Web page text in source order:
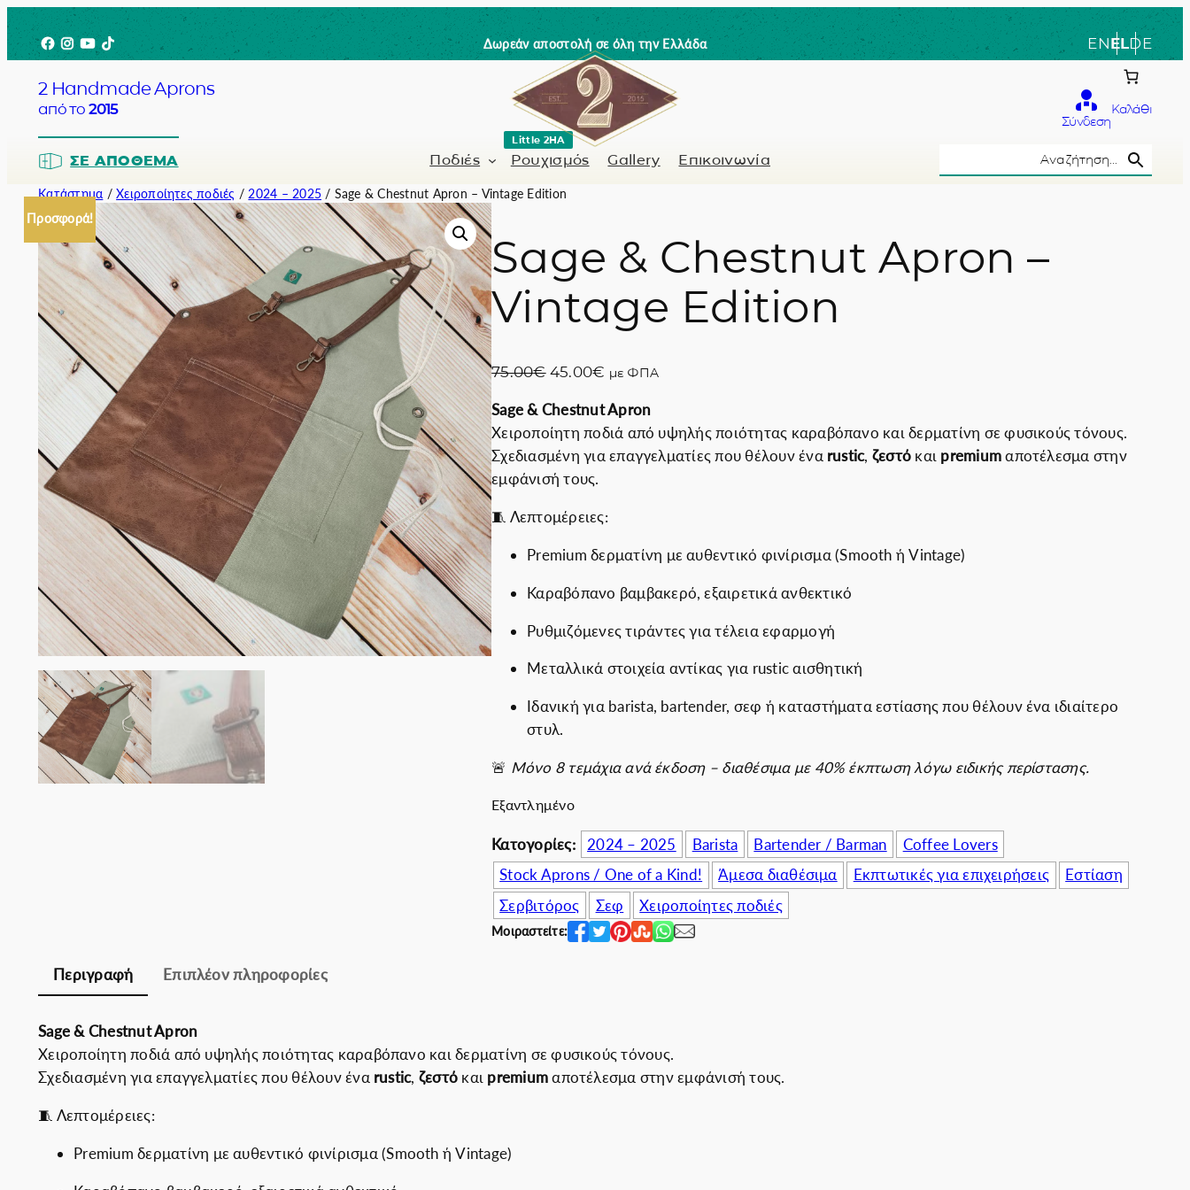
Μετάβαση
στο
περιεχόμενο
Facebook
Instagram
YouTube
TikTok Δωρεάν αποστολή σε όλη την Ελλάδα ENELDE
2 Handmade Aprons
από το 2015
Σύνδεση
Καλάθι
ΣΕ ΑΠΌΘΕΜΑ Ποδιές
Barista
Bartender / Barman
Σερβιτόρος
Σεφ
Σομελιέ
Κουρέας-Κομμωτής
Μανικιουρίστα
Γνήσιο δέρμα
Trick or Treat?
Ρουχισμός
Little 2HA
Gallery Επικοινωνία
Κατάστημα /Χειροποίητες ποδιές / 2024 – 2025 / Sage & Chestnut Apron – Vintage Edition
Προσφορά!
Sage & Chestnut Apron –
Vintage Edition
75.00€ O
i
g
i
n
p
i
c
w
s
:
7
.
0
€
.
45.00€ Η
ρ
έ
χ
α
ι
μ
ε
ν
ι
5
.
0
0
€
.
με ΦΠΑ
Sage & Chestnut Apron
Χειροποίητη ποδιά από υψηλής ποιότητας καραβόπανο και δερματίνη σε φυσικούς τόνους.
Σχεδιασμένη για επαγγελματίες που θέλουν ένα rustic, ζεστό και premiumαποτέλεσμα στην
εμφάνισή τους.
🧵 Λεπτομέρειες:
Premium δερματίνη με αυθεντικό φινίρισμα (Smooth ή Vintage)
Καραβόπανο βαμβακερό, εξαιρετικά ανθεκτικό
Ρυθμιζόμενες τιράντες για τέλεια εφαρμογή
Μεταλλικά στοιχεία αντίκας για rustic αισθητική
Ιδανική για barista, bartender, σεφ ή καταστήματα εστίασης που θέλουν ένα ιδιαίτερο
στυλ.
🚨 Μόνο 8 τεμάχια ανά έκδοση – διαθέσιμα με 40% έκπτωση λόγω ειδικής περίστασης.
Εξαντλημένο
Κατογορίες: 2024 – 2025 Barista Bartender / Barman
Coffee Lovers
Stock Aprons / One of a Kind!
Άμεσα διαθέσιμα Εκπτωτικές για επιχειρήσεις
Εστίαση
Σερβιτόρος
Σεφ Χειροποίητες ποδιές
Μοιραστείτε:
Περιγραφή Επιπλέον πληροφορίες
Sage & Chestnut Apron
Χειροποίητη ποδιά από υψηλής ποιότητας καραβόπανο και δερματίνη σε φυσικούς τόνους.
Σχεδιασμένη για επαγγελματίες που θέλουν ένα rustic, ζεστό και premiumαποτέλεσμα στην εμφάνισή τους.
🧵 Λεπτομέρειες:
Premium δερματίνη με αυθεντικό φινίρισμα (Smooth ή Vintage)